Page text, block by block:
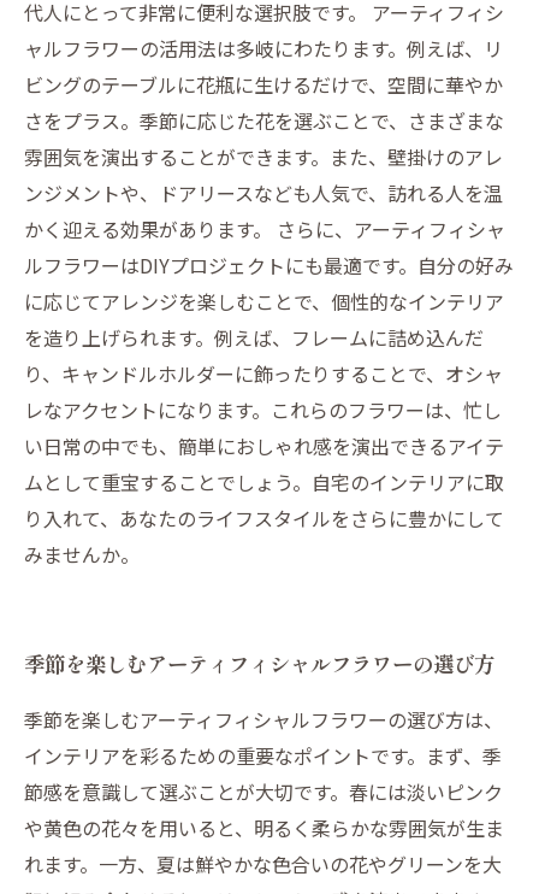
代人にとって非常に便利な選択肢です。 アーティフィシ
ャルフラワーの活用法は多岐にわたります。例えば、リ
ビングのテーブルに花瓶に生けるだけで、空間に華やか
さをプラス。季節に応じた花を選ぶことで、さまざまな
雰囲気を演出することができます。また、壁掛けのアレ
ンジメントや、ドアリースなども人気で、訪れる人を温
かく迎える効果があります。 さらに、アーティフィシャ
ルフラワーはDIYプロジェクトにも最適です。自分の好み
に応じてアレンジを楽しむことで、個性的なインテリア
を造り上げられます。例えば、フレームに詰め込んだ
り、キャンドルホルダーに飾ったりすることで、オシャ
レなアクセントになります。これらのフラワーは、忙し
い日常の中でも、簡単におしゃれ感を演出できるアイテ
ムとして重宝することでしょう。自宅のインテリアに取
り入れて、あなたのライフスタイルをさらに豊かにして
みませんか。
季節を楽しむアーティフィシャルフラワーの選び方
季節を楽しむアーティフィシャルフラワーの選び方は、
インテリアを彩るための重要なポイントです。まず、季
節感を意識して選ぶことが大切です。春には淡いピンク
や黄色の花々を用いると、明るく柔らかな雰囲気が生ま
れます。一方、夏は鮮やかな色合いの花やグリーンを大